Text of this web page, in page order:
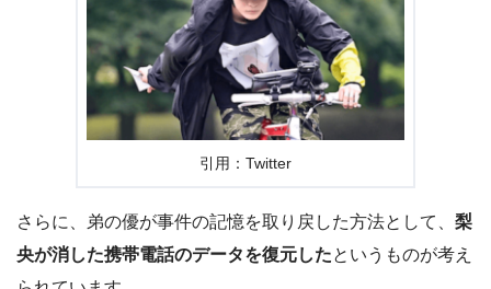
引用：Twitter
さらに、弟の優が事件の記憶を取り戻した方法として、 梨
央が消した携帯電話のデータを復元したというものが考え